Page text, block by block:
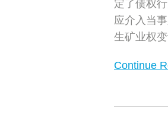
定了债权
应介入当
生矿业权
Continue